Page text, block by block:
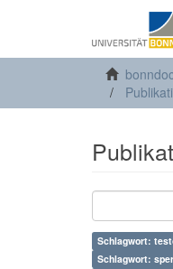
Schlagwort:
Schlagwort: